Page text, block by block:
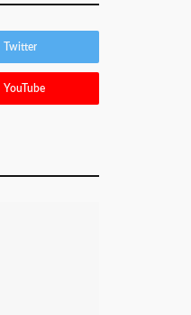
Twitter
YouTube